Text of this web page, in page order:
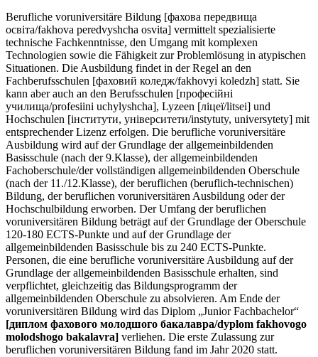
Berufliche voruniversitäre Bildung [фахова передвища
освіта/fakhova peredvyshcha osvita] vermittelt spezialisierte
technische Fachkenntnisse, den Umgang mit komplexen
Technologien sowie die Fähigkeit zur Problemlösung in atypischen
Situationen. Die Ausbildung findet in der Regel an den
Fachberufsschulen [фаховий коледж/fakhovyi koledzh] statt. Sie
kann aber auch an den Berufsschulen [професійні
училища/profesiini uchylyshcha], Lyzeen [ліцеї/litsei] und
Hochschulen [інститути, університети/instytuty, universytety] mit
entsprechender Lizenz erfolgen. Die berufliche voruniversitäre
Ausbildung wird auf der Grundlage der allgemeinbildenden
Basisschule (nach der 9.Klasse), der allgemeinbildenden
Fachoberschule/der vollständigen allgemeinbildenden Oberschule
(nach der 11./12.Klasse), der beruflichen (beruflich-technischen)
Bildung, der beruflichen voruniversitären Ausbildung oder der
Hochschulbildung erworben. Der Umfang der beruflichen
voruniversitären Bildung beträgt auf der Grundlage der Oberschule
120-180 ECTS-Punkte und auf der Grundlage der
allgemeinbildenden Basisschule bis zu 240 ECTS-Punkte.
Personen, die eine berufliche voruniversitäre Ausbildung auf der
Grundlage der allgemeinbildenden Basisschule erhalten, sind
verpflichtet, gleichzeitig das Bildungsprogramm der
allgemeinbildenden Oberschule zu absolvieren. Am Ende der
voruniversitären Bildung wird das Diplom „Junior Fachbachelor“
[диплом фахового молодшого бакалавра/dyplom fakhovogo
molodshogo bakalavra] verliehen. Die erste Zulassung zur
beruflichen voruniversitären Bildung fand im Jahr 2020 statt.